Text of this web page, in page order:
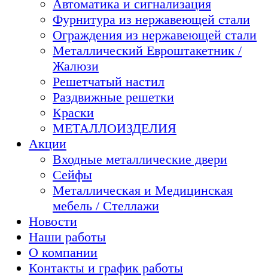
Автоматика и сигнализация
Фурнитура из нержавеющей стали
Ограждения из нержавеющей стали
Металлический Евроштакетник /
Жалюзи
Решетчатый настил
Раздвижные решетки
Краски
МЕТАЛЛОИЗДЕЛИЯ
Акции
Входные металлические двери
Сейфы
Металлическая и Медицинская
мебель / Стеллажи
Новости
Наши работы
О компании
Контакты и график работы